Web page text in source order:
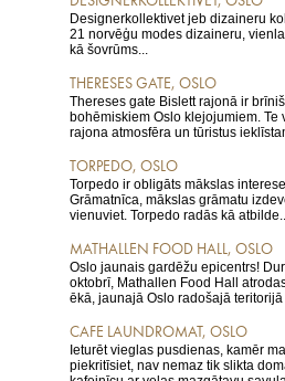
Designerkollektivet jeb dizaineru
21 norvēģu modes dizaineru,
kā šovrūms...
THERESES GATE, OSLO
Thereses gate Bislett rajonā ir
bohēmiskiem Oslo klejojumiem. Te
rajona atmosfēra un tūristus
TORPEDO, OSLO
Torpedo ir obligāts mākslas
Grāmatnīca, mākslas grāmatu
vienuviet. Torpedo radās kā
MATHALLEN FOOD HALL, OSLO
Oslo jaunais gardēžu epicentrs!
oktobrī, Mathallen Food Hall
ēkā, jaunajā Oslo radošajā
CAFE LAUNDROMAT, OSLO
Ieturēt vieglas pusdienas, kamēr
piekritīsiet, nav nemaz tik slikta